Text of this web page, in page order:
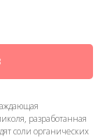
разработанная
соли органических